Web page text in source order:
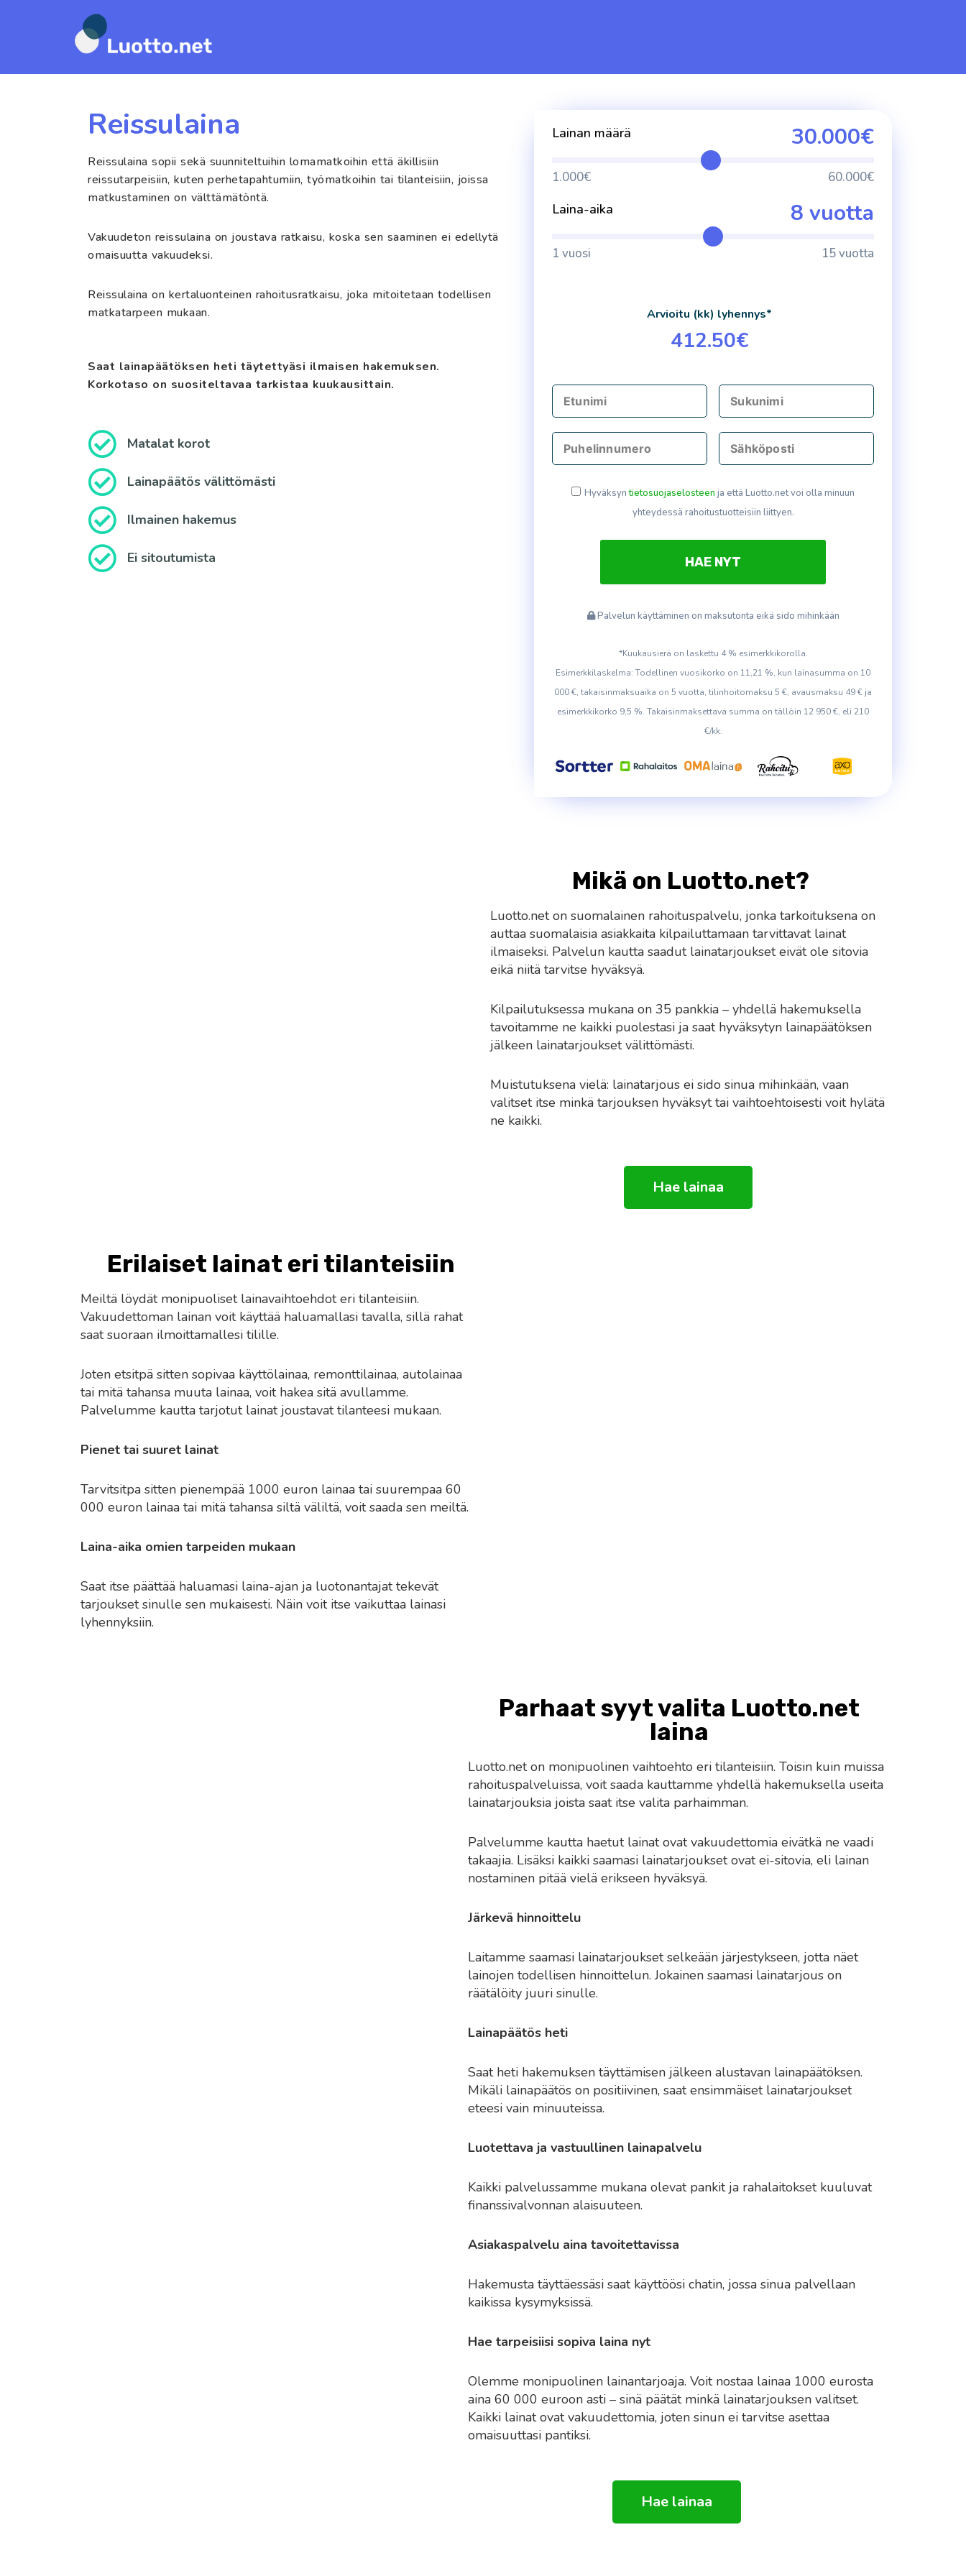
sisältöön
Reissulaina
Reissulaina sopii sekä suunniteltuihin lomamatkoihin että äkillisiin
reissutarpeisiin, kuten perhetapahtumiin, työmatkoihin tai tilanteisiin, joissa
matkustaminen on välttämätöntä.
Vakuudeton reissulaina on joustava ratkaisu, koska sen saaminen ei edellytä
omaisuutta vakuudeksi.
Reissulaina on kertaluonteinen rahoitusratkaisu, joka mitoitetaan todellisen
matkatarpeen mukaan.
Saat lainapäätöksen heti täytettyäsi ilmaisen hakemuksen.
Korkotaso on suositeltavaa tarkistaa kuukausittain.
Matalat korot
Lainapäätös välittömästi
Ilmainen hakemus
Ei sitoutumista
Lainan määrä 30.000€
1.000€ 60.000€
Laina-aika 8 vuotta
1 vuosi 15 vuotta
Arvioitu (kk) lyhennys*
412.50€
Hyväksyntietosuojaselosteen ja että Luotto.net voi olla minuun
yhteydessä rahoitustuotteisiin liittyen.
Palvelun käyttäminen on maksutonta eikä sido mihinkään
*Kuukausierä on laskettu 4 % esimerkkikorolla.
Esimerkkilaskelma: Todellinen vuosikorko on 11,21 %, kun lainasumma on 10
000 €, takaisinmaksuaika on 5 vuotta, tilinhoitomaksu 5 €, avausmaksu 49 € ja
esimerkkikorko 9,5 %. Takaisinmaksettava summa on tällöin 12 950 €, eli 210
€/kk.
Mikä on Luotto.net?
Luotto.net on suomalainen rahoituspalvelu, jonka tarkoituksena on
auttaa suomalaisia asiakkaita kilpailuttamaan tarvittavat lainat
ilmaiseksi. Palvelun kautta saadut lainatarjoukset eivät ole sitovia
eikä niitä tarvitse hyväksyä.
Kilpailutuksessa mukana on 35 pankkia – yhdellä hakemuksella
tavoitamme ne kaikki puolestasi ja saat hyväksytyn lainapäätöksen
jälkeen lainatarjoukset välittömästi.
Muistutuksena vielä: lainatarjous ei sido sinua mihinkään, vaan
valitset itse minkä tarjouksen hyväksyt tai vaihtoehtoisesti voit hylätä
ne kaikki.
Hae lainaa
Erilaiset lainat eri tilanteisiin
Meiltä löydät monipuoliset lainavaihtoehdot eri tilanteisiin.
Vakuudettoman lainan voit käyttää haluamallasi tavalla, sillä rahat
saat suoraan ilmoittamallesi tilille.
Joten etsitpä sitten sopivaa käyttölainaa, remonttilainaa, autolainaa
tai mitä tahansa muuta lainaa, voit hakea sitä avullamme.
Palvelumme kautta tarjotut lainat joustavat tilanteesi mukaan.
Pienet tai suuret lainat
Tarvitsitpa sitten pienempää 1000 euron lainaa tai suurempaa 60
000 euron lainaa tai mitä tahansa siltä väliltä, voit saada sen meiltä.
Laina-aika omien tarpeiden mukaan
Saat itse päättää haluamasi laina-ajan ja luotonantajat tekevät
tarjoukset sinulle sen mukaisesti. Näin voit itse vaikuttaa lainasi
lyhennyksiin.
Parhaat syyt valita Luotto.net
laina
Luotto.net on monipuolinen vaihtoehto eri tilanteisiin. Toisin kuin muissa
rahoituspalveluissa, voit saada kauttamme yhdellä hakemuksella useita
lainatarjouksia joista saat itse valita parhaimman.
Palvelumme kautta haetut lainat ovat vakuudettomia eivätkä ne vaadi
takaajia. Lisäksi kaikki saamasi lainatarjoukset ovat ei-sitovia, eli lainan
nostaminen pitää vielä erikseen hyväksyä.
Järkevä hinnoittelu
Laitamme saamasi lainatarjoukset selkeään järjestykseen, jotta näet
lainojen todellisen hinnoittelun. Jokainen saamasi lainatarjous on
räätälöity juuri sinulle.
Lainapäätös heti
Saat heti hakemuksen täyttämisen jälkeen alustavan lainapäätöksen.
Mikäli lainapäätös on positiivinen, saat ensimmäiset lainatarjoukset
eteesi vain minuuteissa.
Luotettava ja vastuullinen lainapalvelu
Kaikki palvelussamme mukana olevat pankit ja rahalaitokset kuuluvat
finanssivalvonnan alaisuuteen.
Asiakaspalvelu aina tavoitettavissa
Hakemusta täyttäessäsi saat käyttöösi chatin, jossa sinua palvellaan
kaikissa kysymyksissä.
Hae tarpeisiisi sopiva laina nyt
Olemme monipuolinen lainantarjoaja. Voit nostaa lainaa 1000 eurosta
aina 60 000 euroon asti – sinä päätät minkä lainatarjouksen valitset.
Kaikki lainat ovat vakuudettomia, joten sinun ei tarvitse asettaa
omaisuuttasi pantiksi.
Hae lainaa